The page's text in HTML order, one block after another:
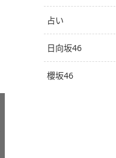
占い
日向坂46
櫻坂46